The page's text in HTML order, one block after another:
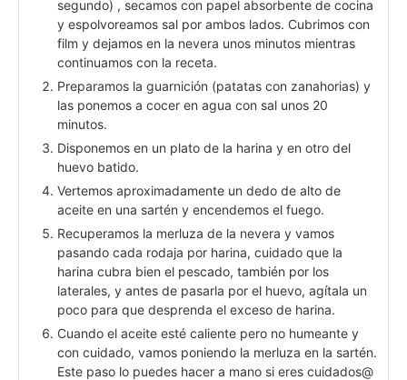
segundo) , secamos con papel absorbente de cocina
y espolvoreamos sal por ambos lados. Cubrimos con
film y dejamos en la nevera unos minutos mientras
continuamos con la receta.
Preparamos la guarnición (patatas con zanahorias) y
las ponemos a cocer en agua con sal unos 20
minutos.
Disponemos en un plato de la harina y en otro del
huevo batido.
Vertemos aproximadamente un dedo de alto de
aceite en una sartén y encendemos el fuego.
Recuperamos la merluza de la nevera y vamos
pasando cada rodaja por harina, cuidado que la
harina cubra bien el pescado, también por los
laterales, y antes de pasarla por el huevo, agítala un
poco para que desprenda el exceso de harina.
Cuando el aceite esté caliente pero no humeante y
con cuidado, vamos poniendo la merluza en la sartén.
Este paso lo puedes hacer a mano si eres cuidados@